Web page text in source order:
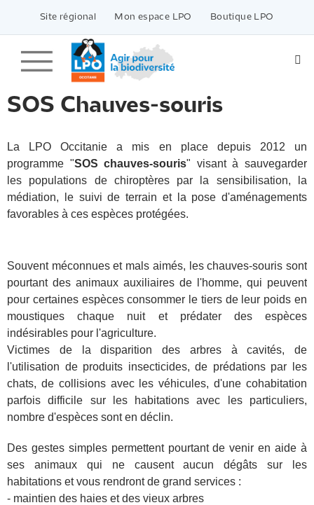
contenu
Site régional Mon espace LPO Boutique LPO
SOS Chauves-souris
La LPO Occitanie a mis en place depuis 2012 un
programme "SOS chauves-souris" visant à sauvegarder
les populations de chiroptères par la sensibilisation, la
médiation, le suivi de terrain et la pose d'aménagements
favorables à ces espèces protégées.
Souvent méconnues et mals aimés, les chauves-souris sont
pourtant des animaux auxiliaires de l'homme, qui peuvent
pour certaines espèces consommer le tiers de leur poids en
moustiques chaque nuit et prédater des espèces
indésirables pour l'agriculture.
Victimes de la disparition des arbres à cavités, de
l'utilisation de produits insecticides, de prédations par les
chats, de collisions avec les véhicules, d'une cohabitation
parfois difficile sur les habitations avec les particuliers,
nombre d'espèces sont en déclin.
Des gestes simples permettent pourtant de venir en aide à
ses animaux qui ne causent aucun dégâts sur les
habitations et vous rendront de grand services :
- maintien des haies et des vieux arbres